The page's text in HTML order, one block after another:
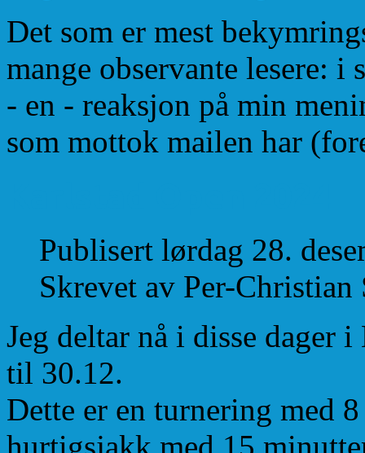
Det som er mest
mange observante lesere:
- en - reaksjon på min
som mottok mailen har
Publisert lørdag 28.
Skrevet av Per-Christian
Jeg deltar nå i disse dager
til 30.12.
Dette er en turnering med